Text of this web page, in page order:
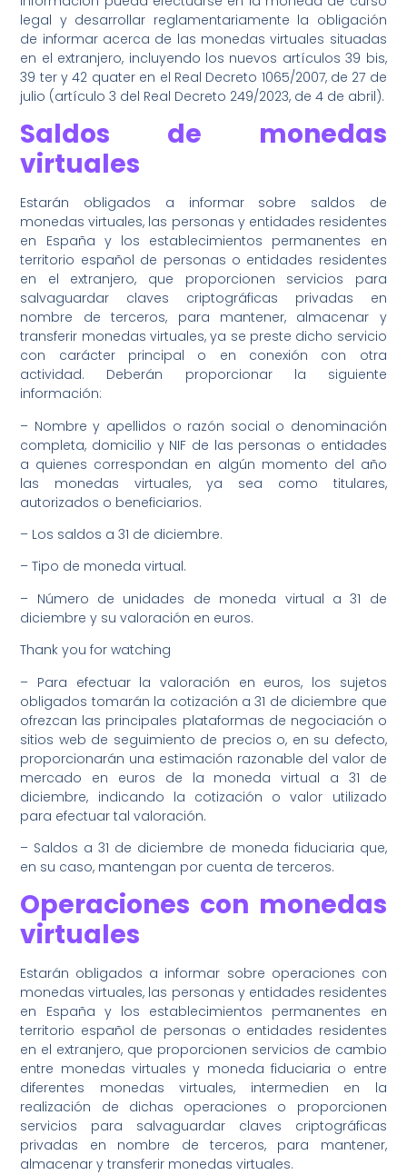
legal y desarrollar reglamentariamente la obligación
de informar acerca de las monedas virtuales situadas
en el extranjero, incluyendo los nuevos artículos 39 bis,
39 ter y 42 quater en el Real Decreto 1065/2007, de 27 de
julio (artículo 3 del Real Decreto 249/2023, de 4 de abril).
Saldos de monedas
virtuales
Estarán obligados a informar sobre saldos de
monedas virtuales, las personas y entidades residentes
en España y los establecimientos permanentes en
territorio español de personas o entidades residentes
en el extranjero, que proporcionen servicios para
salvaguardar claves criptográficas privadas en
nombre de terceros, para mantener, almacenar y
transferir monedas virtuales, ya se preste dicho servicio
con carácter principal o en conexión con otra
actividad. Deberán proporcionar la siguiente
información:
– Nombre y apellidos o razón social o denominación
completa, domicilio y NIF de las personas o entidades
a quienes correspondan en algún momento del año
las monedas virtuales, ya sea como titulares,
autorizados o beneficiarios.
– Los saldos a 31 de diciembre.
– Tipo de moneda virtual.
– Número de unidades de moneda virtual a 31 de
diciembre y su valoración en euros.
Thank you for watching
– Para efectuar la valoración en euros, los sujetos
obligados tomarán la cotización a 31 de diciembre que
ofrezcan las principales plataformas de negociación o
sitios web de seguimiento de precios o, en su defecto,
proporcionarán una estimación razonable del valor de
mercado en euros de la moneda virtual a 31 de
diciembre, indicando la cotización o valor utilizado
para efectuar tal valoración.
– Saldos a 31 de diciembre de moneda fiduciaria que,
en su caso, mantengan por cuenta de terceros.
Operaciones con monedas
virtuales
Estarán obligados a informar sobre operaciones con
monedas virtuales, las personas y entidades residentes
en España y los establecimientos permanentes en
territorio español de personas o entidades residentes
en el extranjero, que proporcionen servicios de cambio
entre monedas virtuales y moneda fiduciaria o entre
diferentes monedas virtuales, intermedien en la
realización de dichas operaciones o proporcionen
servicios para salvaguardar claves criptográficas
privadas en nombre de terceros, para mantener,
almacenar y transferir monedas virtuales.